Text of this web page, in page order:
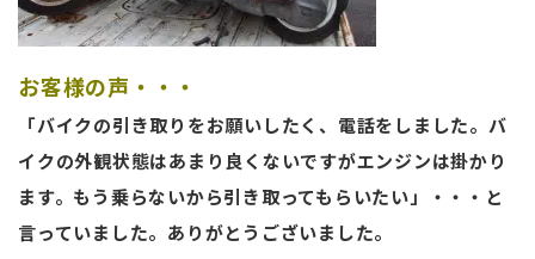
お客様の声・・・
「バイクの引き取りをお願いしたく、電話をしました。バ
イクの外観状態はあまり良くないですがエンジンは掛かり
ます。もう乗らないから引き取ってもらいたい」・・・と
言っていました。ありがとうございました。